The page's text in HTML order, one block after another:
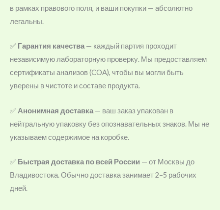
в рамках правового поля, и ваши покупки — абсолютно
легальны.
✅ Гарантия качества— каждый партия проходит
независимую лабораторную проверку. Мы предоставляем
сертификаты анализов (COA), чтобы вы могли быть
уверены в чистоте и составе продукта.
✅ Анонимная доставка — ваш заказ упакован в
нейтральную упаковку без опознавательных знаков. Мы не
указываем содержимое на коробке.
✅ Быстрая доставка по всей России — от Москвы до
Владивостока. Обычно доставка занимает 2–5 рабочих
дней.